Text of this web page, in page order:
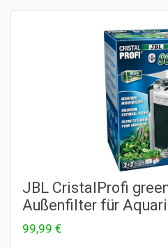
JBL CristalProfi
Außenfilter für
99,99 €